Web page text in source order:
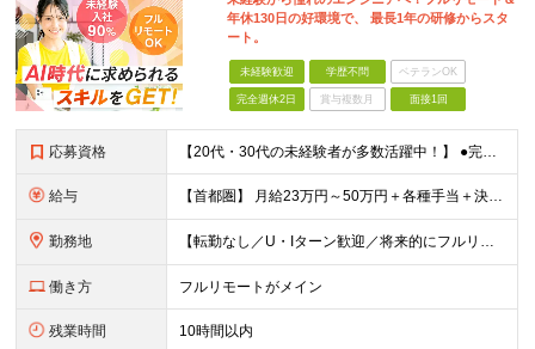
年休130日の好環境で、 最長1年の研修からスタ
ート。
未経験歓迎 学歴不問 ベテランOK
完全週休2日 賞与複数月 面接1回
応募資格 【20代・30代の未経験者が多数活躍中！】 ●完全未経験、第二新卒、既卒、フリーターの方大歓迎！ ●学歴・職歴・転職回数・ブランク一切不問 ※34歳までの方（若年層の長期キャリア形成を図るため） ★
給与 【首都圏】 月給23万円～50万円＋各種手当＋決算賞与 【大阪】 月給22万円～50万円＋各種手当＋決算賞与 【愛知】 月給21.5万円～50万円＋各種手当＋決算賞与 【福岡・宮城】 月給20万
勤務地 【転勤なし／U・Iターン歓迎／将来的にフルリモートOK】 本社（新宿区）、大阪支店、名古屋支店または東京都・神奈川県・千葉県・埼玉県・愛知県・大阪府・福岡県をはじめ、全国のプロジェクト先 ※ご希望を
働き方 フルリモートがメイン
残業時間 10時間以内